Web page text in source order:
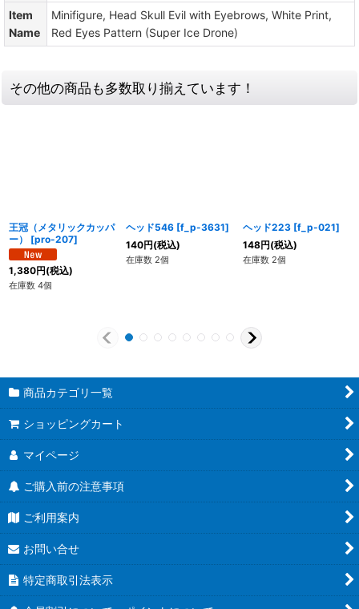
Item
Name
Minifigure, Head Skull Evil with Eyebrows, White Print,
Red Eyes Pattern (Super Ice Drone)
その他の商品も多数取り揃えています！
王冠（メタリックカッパ
ー）
[pro-207]
1,380円(税込)
在庫数 4個
ヘッド546 [f_p-3631]
140円(税込)
在庫数 2個
ヘッド223 [f_p-021]
148円(税込)
在庫数 2個
商品カテゴリ一覧
ショッピングカート
マイページ
ご購入前の注意事項
ご利用案内
お問い合せ
特定商取引法表示